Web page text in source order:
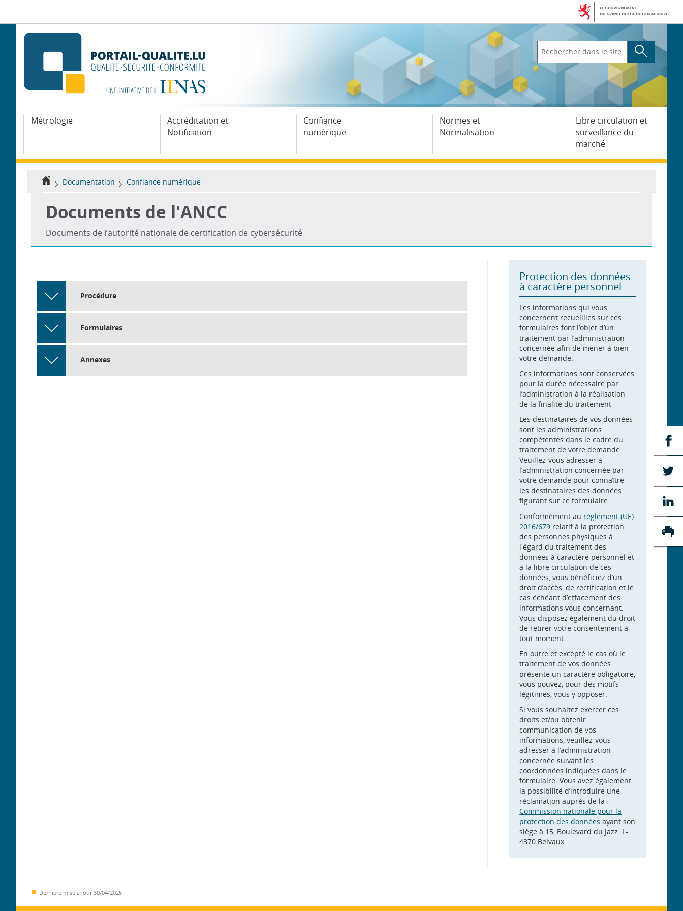
la
navigation
contenu
dans
le
Métrologie
Accréditation et
Notification
Confiance
numérique
Normes et
Normalisation
Libre circulation et
surveillance du
marché
Accueil
Documentation Confiance numérique
Documents de l'ANCC
Documents de l’autorité nationale de certification de cybersécurité
Procédure
Formulaires
Annexes
Protection des données
à caractère personnel
Les informations qui vous
concernent recueillies sur ces
formulaires font l’objet d’un
traitement par l’administration
concernée afin de mener à bien
votre demande.
Ces informations sont conservées
pour la durée nécessaire par
l’administration à la réalisation
de la finalité du traitement
Les destinataires de vos données
sont les administrations
compétentes dans le cadre du
traitement de votre demande.
Veuillez-vous adresser à
l’administration concernée par
votre demande pour connaître
les destinataires des données
figurant sur ce formulaire.
Conformément au règlement (UE)
2016/679 relatif à la protection
des personnes physiques à
l'égard du traitement des
données à caractère personnel et
à la libre circulation de ces
données, vous bénéficiez d’un
droit d’accès, de rectification et le
cas échéant d’effacement des
informations vous concernant.
Vous disposez également du droit
de retirer votre consentement à
tout moment.
En outre et excepté le cas où le
traitement de vos données
présente un caractère obligatoire,
vous pouvez, pour des motifs
légitimes, vous y opposer.
Si vous souhaitez exercer ces
droits et/ou obtenir
communication de vos
informations, veuillez-vous
adresser à l’administration
concernée suivant les
coordonnées indiquées dans le
formulaire. Vous avez également
la possibilité d’introduire une
réclamation auprès de la
Commission nationale pour la
protection des données ayant son
siège à 15, Boulevard du Jazz L-
4370 Belvaux.
Dernière mise à jour30/04/2025